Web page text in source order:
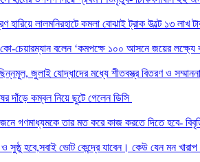
হারিয়ে লালমনিরহাটে কমলা বোঝাই ট্রাক উল্টে ১৩ লাখ
কো-চেয়ারম্যান বলেন ‘কমপক্ষে ১০০ আসনে জয়ের লক্ষ্যে
জুলাই যোদ্ধাদের মধ্যে শীতবস্ত্র বিতরণ ও
দাঁড়ে কম্বল নিয়ে ছুটে গেলেন ডিসি
গণমাধ্যমকে তার মত করে কাজ করতে দিতে হবে-
ও সুষ্ঠু হবে,সবাই ভোট কেন্দ্রে যাবেন। কেউ যেন মন